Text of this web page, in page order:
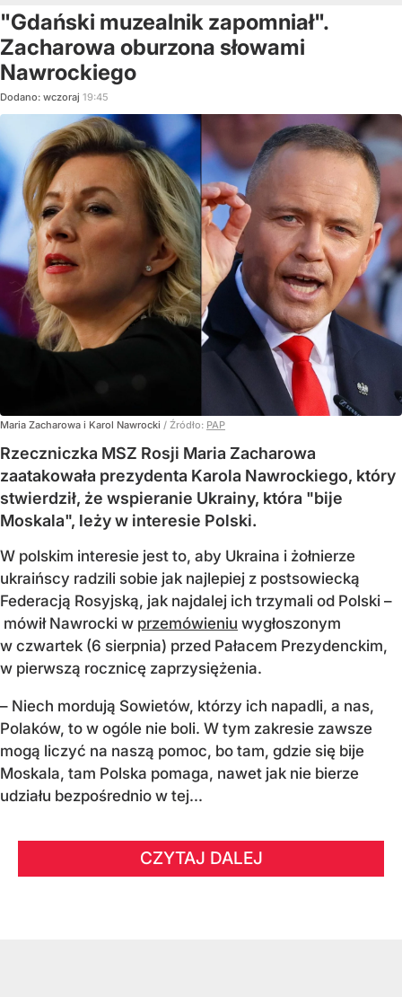
"Gdański muzealnik zapomniał".
Zacharowa oburzona słowami
Nawrockiego
Dodano: wczoraj 19:45
Maria Zacharowa i Karol Nawrocki / Źródło: PAP
Rzeczniczka MSZ Rosji Maria Zacharowa
zaatakowała prezydenta Karola Nawrockiego, który
stwierdził, że wspieranie Ukrainy, która "bije
Moskala", leży w interesie Polski.
W polskim interesie jest to, aby Ukraina i żołnierze
ukraińscy radzili sobie jak najlepiej z postsowiecką
Federacją Rosyjską, jak najdalej ich trzymali od Polski –
mówił Nawrocki w przemówieniu wygłoszonym
w czwartek (6 sierpnia) przed Pałacem Prezydenckim,
w pierwszą rocznicę zaprzysiężenia.
– Niech mordują Sowietów, którzy ich napadli, a nas,
Polaków, to w ogóle nie boli. W tym zakresie zawsze
mogą liczyć na naszą pomoc, bo tam, gdzie się bije
Moskala, tam Polska pomaga, nawet jak nie bierze
udziału bezpośrednio w tej...
CZYTAJ DALEJ